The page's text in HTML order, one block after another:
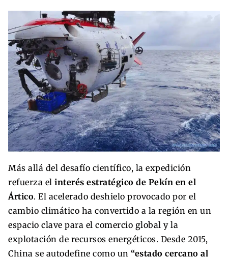
Más allá del desafío científico, la expedición
refuerza el interés estratégico de Pekín en el
Ártico. El acelerado deshielo provocado por el
cambio climático ha convertido a la región en un
espacio clave para el comercio global y la
explotación de recursos energéticos. Desde 2015,
China se autodefine como un “estado cercano al